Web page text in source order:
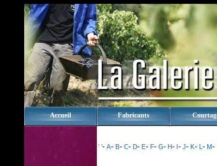
Accueil Fabricants
' '- A- B- C- D- E- F- G- H- - J- K- L- M-